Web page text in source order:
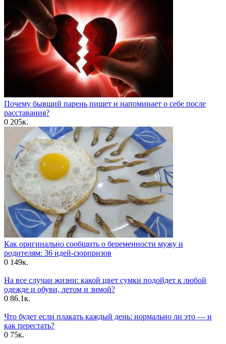
Почему бывший парень пишет и напоминает о себе после
расставания?
0 205к.
Как оригинально сообщить о беременности мужу и
родителям: 36 идей-сюрпризов
0 149к.
На все случаи жизни: какой цвет сумки подойдет к любой
одежде и обуви, летом и зимой?
0 86.1к.
Что будет если плакать каждый день: нормально ли это — и
как перестать?
0 75к.